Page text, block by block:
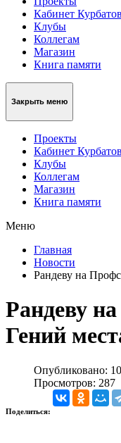
Кабинет
Клубы
Коллегам
Магазин
Книга памяти
Закрыть меню
Проекты
Кабинет
Клубы
Коллегам
Магазин
Книга памяти
Меню
Главная
Новости
Рандеву на
Рандеву
Гений
Опубликовано:
Просмотров: 287
Поделиться: